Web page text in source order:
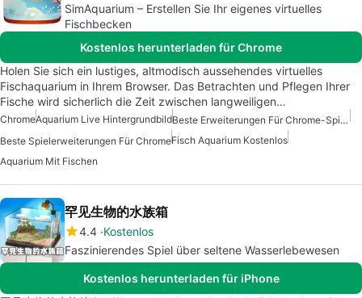
SimAquarium – Erstellen Sie Ihr eigenes virtuelles
Fischbecken
Kostenlos herunterladen für Chrome
Holen Sie sich ein lustiges, altmodisch aussehendes virtuelles
Fischaquarium in Ihrem Browser. Das Betrachten und Pflegen Ihrer
Fische wird sicherlich die Zeit zwischen langweiligen…
ChromeAquarium Live Hintergrundbild
Beste Erweiterungen Für Chrome-Spiele
Beste Spielerweiterungen Für ChromeFisch Aquarium Kostenlos
Aquarium Mit Fischen
罕见生物的水族箱
4.4 Kostenlos
Faszinierendes Spiel über seltene Wasserlebewesen
Kostenlos herunterladen für iPhone